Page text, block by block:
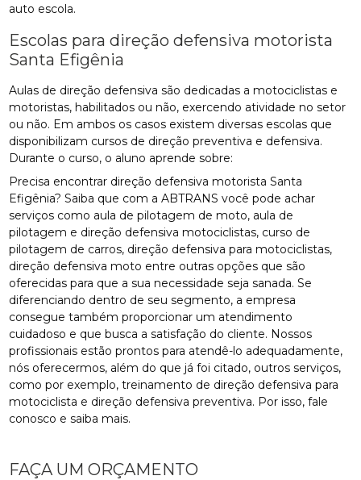
auto escola.
Escolas para direção defensiva motorista
Santa Efigênia
Aulas de direção defensiva são dedicadas a motociclistas e
motoristas, habilitados ou não, exercendo atividade no setor
ou não. Em ambos os casos existem diversas escolas que
disponibilizam cursos de direção preventiva e defensiva.
Durante o curso, o aluno aprende sobre:
Precisa encontrar direção defensiva motorista Santa
Efigênia? Saiba que com a ABTRANS você pode achar
serviços como aula de pilotagem de moto, aula de
pilotagem e direção defensiva motociclistas, curso de
pilotagem de carros, direção defensiva para motociclistas,
direção defensiva moto entre outras opções que são
oferecidas para que a sua necessidade seja sanada. Se
diferenciando dentro de seu segmento, a empresa
consegue também proporcionar um atendimento
cuidadoso e que busca a satisfação do cliente. Nossos
profissionais estão prontos para atendê-lo adequadamente,
nós oferecermos, além do que já foi citado, outros serviços,
como por exemplo, treinamento de direção defensiva para
motociclista e direção defensiva preventiva. Por isso, fale
conosco e saiba mais.
FAÇA UM ORÇAMENTO